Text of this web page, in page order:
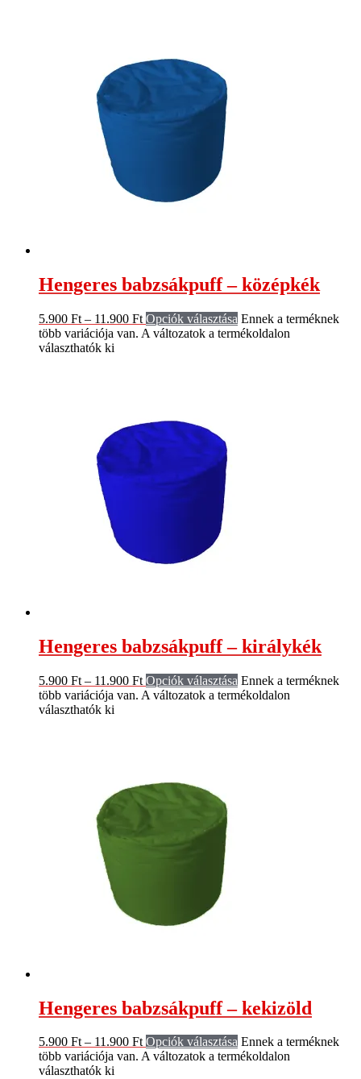
Hengeres babzsákpuff – középkék
5.900 Ft – 11.900 Ft Opciók választása Ennek a terméknek
több variációja van. A változatok a termékoldalon
választhatók ki
Hengeres babzsákpuff – királykék
5.900 Ft – 11.900 Ft Opciók választása Ennek a terméknek
több variációja van. A változatok a termékoldalon
választhatók ki
Hengeres babzsákpuff – kekizöld
5.900 Ft– 11.900 Ft Opciók választása Ennek a terméknek
több variációja van. A változatok a termékoldalon
választhatók ki